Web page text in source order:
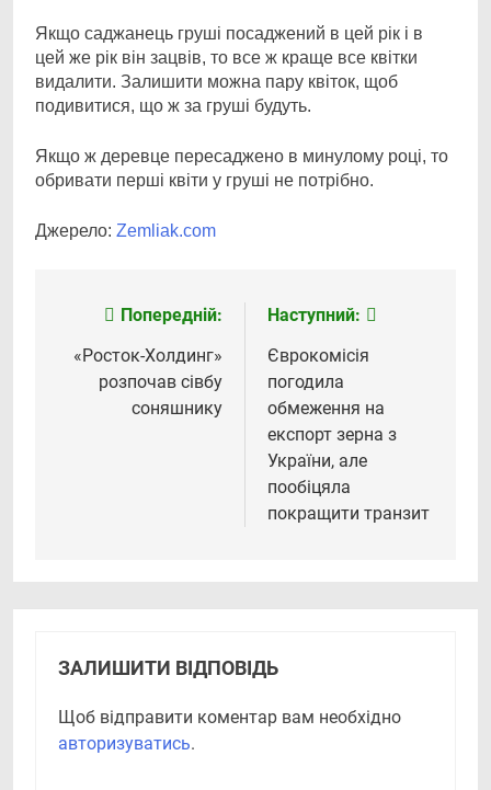
Якщо саджанець груші посаджений в цей рік і в
цей же рік він зацвів, то все ж краще все квітки
видалити. Залишити можна пару квіток, щоб
подивитися, що ж за груші будуть.
Якщо ж деревце пересаджено в минулому році, то
обривати перші квіти у груші не потрібно.
Джерело: Zemliak.com
Навігація
записів
Попередній:
«Росток-Холдинг»
розпочав сівбу
соняшнику
Наступний:
Єврокомісія
погодила
обмеження на
експорт зерна з
України, але
пообіцяла
покращити транзит
ЗАЛИШИТИ ВІДПОВІДЬ
Щоб відправити коментар вам необхідно
авторизуватись.